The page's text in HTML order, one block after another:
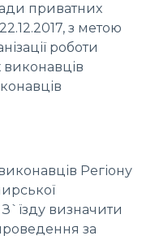
приватних
з метою
роботи
виконавців
Регіону
визначити
за